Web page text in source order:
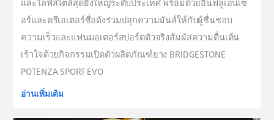
และไลฟ์สไตล์สุดยิ่งใหญ่ระดับประเทศ พร้อมด้วยอินฟลูเอนเซ
อร์และครีเอเตอร์ชื่อดังร่วมปลุกความมันส์ให้กับผู้ชื่นชอบ
ความเร็วและแฟนมอเตอร์สปอร์ตตัวจริงสัมผัสความตื่นเต้น
เร้าใจด้วยกิจกรรมเปิดตัวผลิตภัณฑ์ยาง BRIDGESTONE
POTENZA SPORT EVO
อ่านเพิ่มเติม